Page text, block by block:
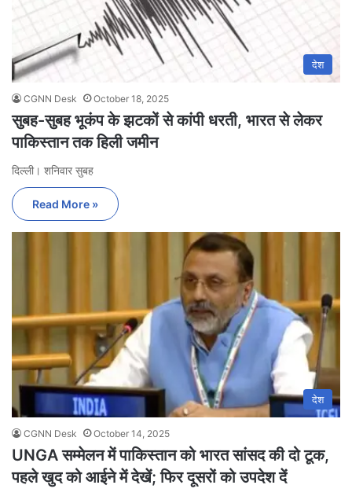
देश
CGNN Desk October 18, 2025
सुबह-सुबह भूकंप के झटकों से कांपी धरती, भारत से लेकर
पाकिस्तान तक हिली जमीन
दिल्ली। शनिवार सुबह
Read More »
देश
CGNN Desk October 14, 2025
UNGA सम्मेलन में पाकिस्तान को भारत सांसद की दो टूक,
पहले खुद को आईने में देखें; फिर दूसरों को उपदेश दें